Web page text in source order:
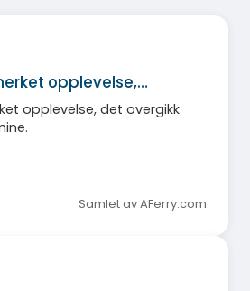
opplevelse,…
opplevelse, det overgikk
Samlet av AFerry.com